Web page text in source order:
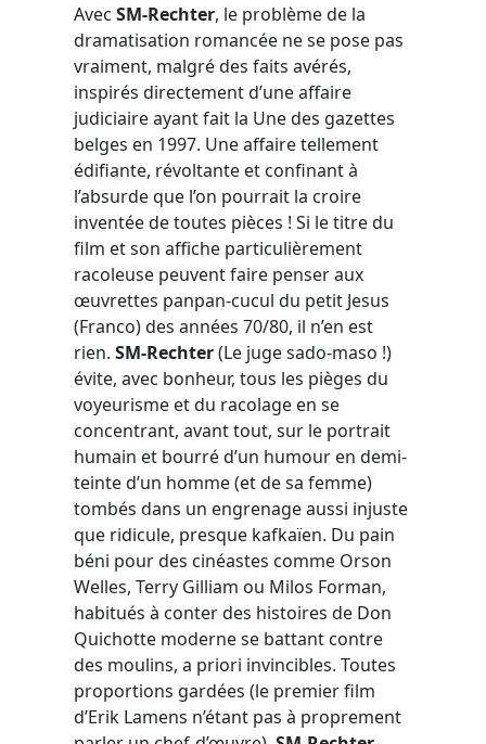
Avec SM-Rechter, le problème de la
dramatisation romancée ne se pose pas
vraiment, malgré des faits avérés,
inspirés directement d’une affaire
judiciaire ayant fait la Une des gazettes
belges en 1997. Une affaire tellement
édifiante, révoltante et confinant à
l’absurde que l’on pourrait la croire
inventée de toutes pièces ! Si le titre du
film et son affiche particulièrement
racoleuse peuvent faire penser aux
œuvrettes panpan-cucul du petit Jesus
(Franco) des années 70/80, il n’en est
rien. SM-Rechter(Le juge sado-maso !)
évite, avec bonheur, tous les pièges du
voyeurisme et du racolage en se
concentrant, avant tout, sur le portrait
humain et bourré d’un humour en demi-
teinte d’un homme (et de sa femme)
tombés dans un engrenage aussi injuste
que ridicule, presque kafkaïen. Du pain
béni pour des cinéastes comme Orson
Welles, Terry Gilliam ou Milos Forman,
habitués à conter des histoires de Don
Quichotte moderne se battant contre
des moulins, a priori invincibles. Toutes
proportions gardées (le premier film
d’Erik Lamens n’étant pas à proprement